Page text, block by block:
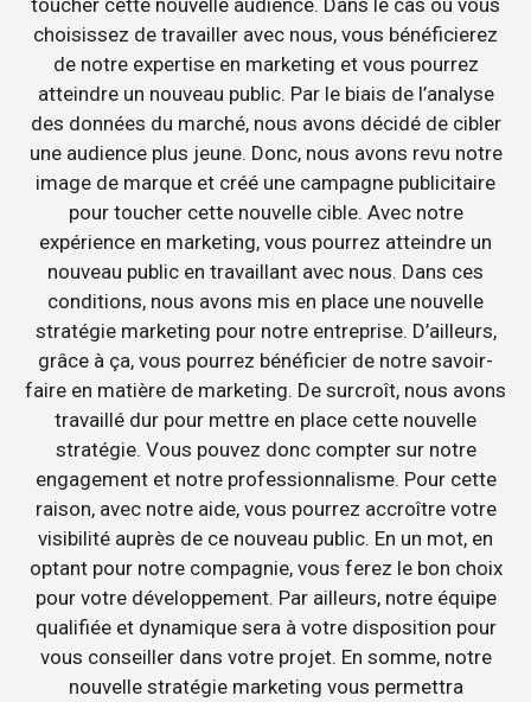
toucher cette nouvelle audience. Dans le cas où vous
choisissez de travailler avec nous, vous bénéficierez
de notre expertise en marketing et vous pourrez
atteindre un nouveau public. Par le biais de l’analyse
des données du marché, nous avons décidé de cibler
une audience plus jeune. Donc, nous avons revu notre
image de marque et créé une campagne publicitaire
pour toucher cette nouvelle cible. Avec notre
expérience en marketing, vous pourrez atteindre un
nouveau public en travaillant avec nous. Dans ces
conditions, nous avons mis en place une nouvelle
stratégie marketing pour notre entreprise. D’ailleurs,
grâce à ça, vous pourrez bénéficier de notre savoir-
faire en matière de marketing. De surcroît, nous avons
travaillé dur pour mettre en place cette nouvelle
stratégie. Vous pouvez donc compter sur notre
engagement et notre professionnalisme. Pour cette
raison, avec notre aide, vous pourrez accroître votre
visibilité auprès de ce nouveau public. En un mot, en
optant pour notre compagnie, vous ferez le bon choix
pour votre développement. Par ailleurs, notre équipe
qualifiée et dynamique sera à votre disposition pour
vous conseiller dans votre projet. En somme, notre
nouvelle stratégie marketing vous permettra